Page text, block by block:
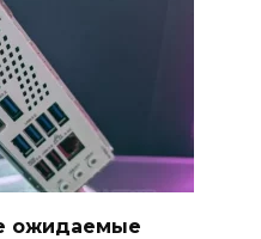
ожидаемые